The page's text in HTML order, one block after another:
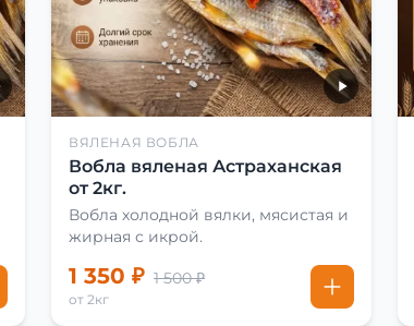
ВЯЛЕНАЯ ВОБЛА
Вобла вяленая Астраханская
от 2кг.
Вобла холодной вялки, мясистая и
жирная с икрой.
1 350 ₽ 1 500 ₽
от 2кг